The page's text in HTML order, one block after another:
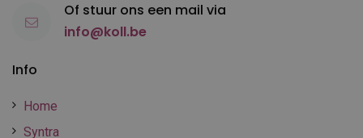
Info
Home
Syntra
Of stuur ons een mail via
info@koll.be